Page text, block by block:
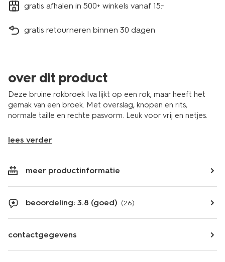
gratis afhalen in 500+ winkels vanaf 15.-
gratis retourneren binnen 30 dagen
over dit product
Deze bruine rokbroek Iva lijkt op een rok, maar heeft het
gemak van een broek. Met overslag, knopen en rits,
normale taille en rechte pasvorm. Leuk voor vrij en netjes.
lees verder
meer productinformatie
beoordeling: 3.8 (goed) (26)
contactgegevens